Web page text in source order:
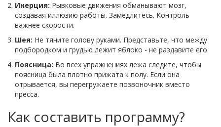
Инерция: Рывковые движения обманывают мозг,
создавая иллюзию работы. Замедлитесь. Контроль
важнее скорости.
Шея: Не тяните голову руками. Представьте, что между
подбородком и грудью лежит яблоко - не раздавите его.
Поясница: Во всех упражнениях лежа следите, чтобы
поясница была плотно прижата к полу. Если она
отрывается, вы перегружаете позвоночник вместо
пресса.
Как составить программу?